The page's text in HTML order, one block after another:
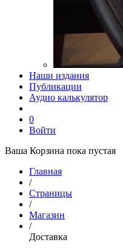
Наши издания
Публикации
Аудио калькулятор
0
Войти
Ваша Корзина пока пустая
Главная
/
Страницы
/
Магазин
/
Доставка